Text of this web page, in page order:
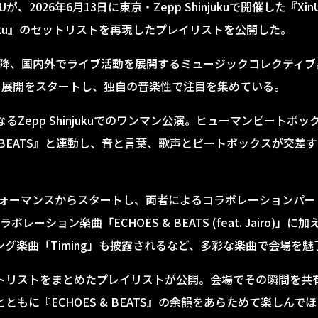
が、2026年6月13日に東京・Zepp Shinjukuで開催した『
のセットリストを再現したプレイリストを公開した。
、国内外でライブ活動を展開するミュージックコレクティ
開をスタートし、独自の音楽性で注目を集めている。
るZepp Shinjukuでのワンマン公演。ヒューマンビートボッ
』と連動し、音と言葉、歌声とビートボックスが交差
ーマンスからスタートし、両者によるコラボレーションパ
ボレーション楽曲「ECHOES & BEATS (feat. Jairo)」に加
楽曲「Timing」も披露されるなど、多彩な楽曲で会場を魅
ストをまとめたプレイリストが公開。会場でその瞬間を
もに『ECHOES & BEATS』の余韻をあらためて楽しんで